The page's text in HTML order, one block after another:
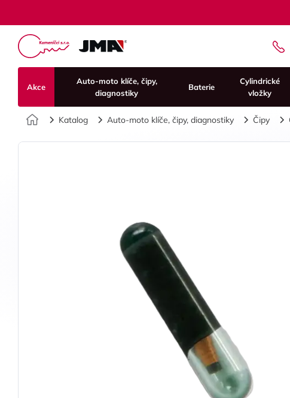
Akce
Auto-moto klíče, čipy,
diagnostiky
Baterie
Cylindrické
vložky
Úvod
Katalog Auto-moto klíče, čipy, diagnostiky Čipy